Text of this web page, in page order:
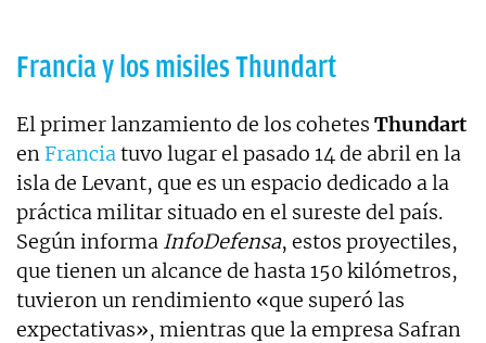
Francia y los misiles Thundart
El primer lanzamiento de los cohetes Thundart
enFranciatuvo lugar el pasado 14 de abril en la
isla de Levant, que es un espacio dedicado a la
práctica militar situado en el sureste del país.
Según informa InfoDefensa, estos proyectiles,
que tienen un alcance de hasta 150 kilómetros,
tuvieron un rendimiento «que superó las
expectativas», mientras que la empresa Safran